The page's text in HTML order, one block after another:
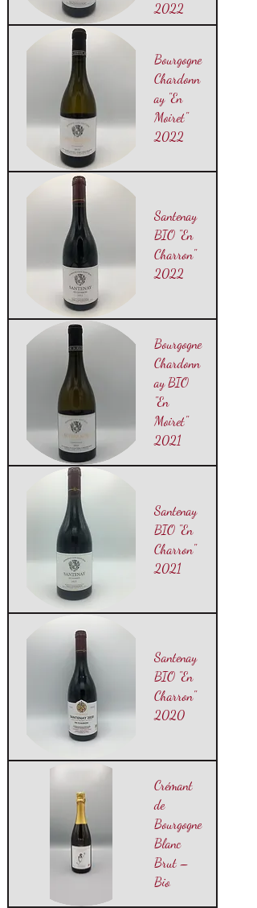
2022
Bourgogne
Chardonn
ay "En
Moiret"
2022
Santenay
BIO "En
Charron"
2022
Bourgogne
Chardonn
ay BIO
"En
Moiret"
2021
Santenay
BIO "En
Charron"
2021
Santenay
BIO "En
Charron"
2020
Crémant
de
Bourgogne
Blanc
Brut –
Bio